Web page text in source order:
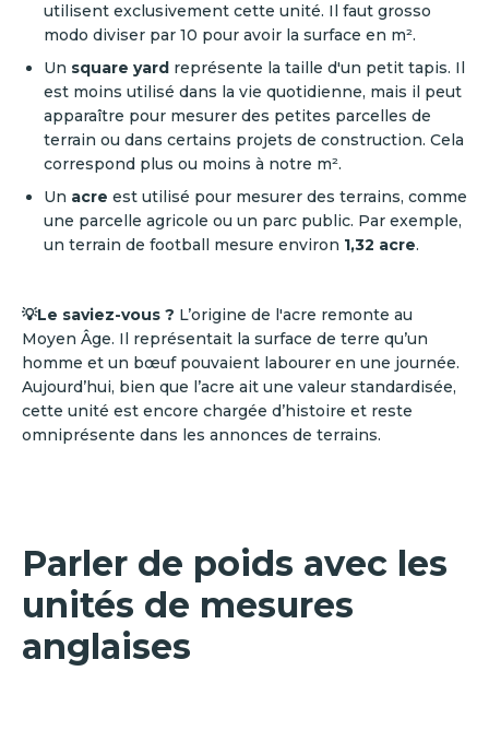
utilisent exclusivement cette unité. Il faut grosso
modo diviser par 10 pour avoir la surface en m².
Un square yard représente la taille d'un petit tapis. Il
est moins utilisé dans la vie quotidienne, mais il peut
apparaître pour mesurer des petites parcelles de
terrain ou dans certains projets de construction. Cela
correspond plus ou moins à notre m².
Un acre est utilisé pour mesurer des terrains, comme
une parcelle agricole ou un parc public. Par exemple,
un terrain de football mesure environ 1,32 acre.
💡Le saviez-vous ? L’origine de l'acre remonte au
Moyen Âge. Il représentait la surface de terre qu’un
homme et un bœuf pouvaient labourer en une journée.
Aujourd’hui, bien que l’acre ait une valeur standardisée,
cette unité est encore chargée d’histoire et reste
omniprésente dans les annonces de terrains.
Parler de poids avec les
unités de mesures
anglaises